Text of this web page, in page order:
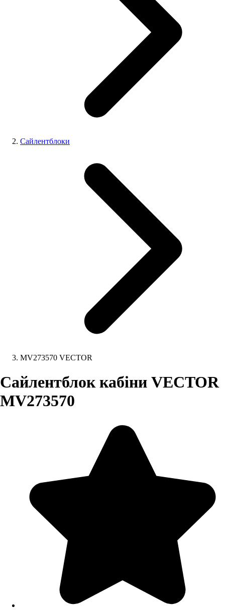
Сайлентблоки
MV273570 VECTOR
Сайлентблок кабіни VECTOR
MV273570